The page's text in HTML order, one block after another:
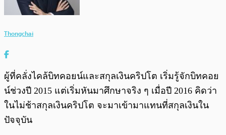
Thongchai
ผู้ที่คลั่งไคล้บิทคอยน์และสกุลเงินคริปโต เริ่มรู้จักบิทคอย
น์ช่วงปี 2015 แต่เริ่มหันมาศึกษาจริง ๆ เมื่อปี 2016 คิดว่า
ในไม่ช้าสกุลเงินคริปโต จะมาเข้ามาแทนที่สกุลเงินใน
ปัจจุบัน